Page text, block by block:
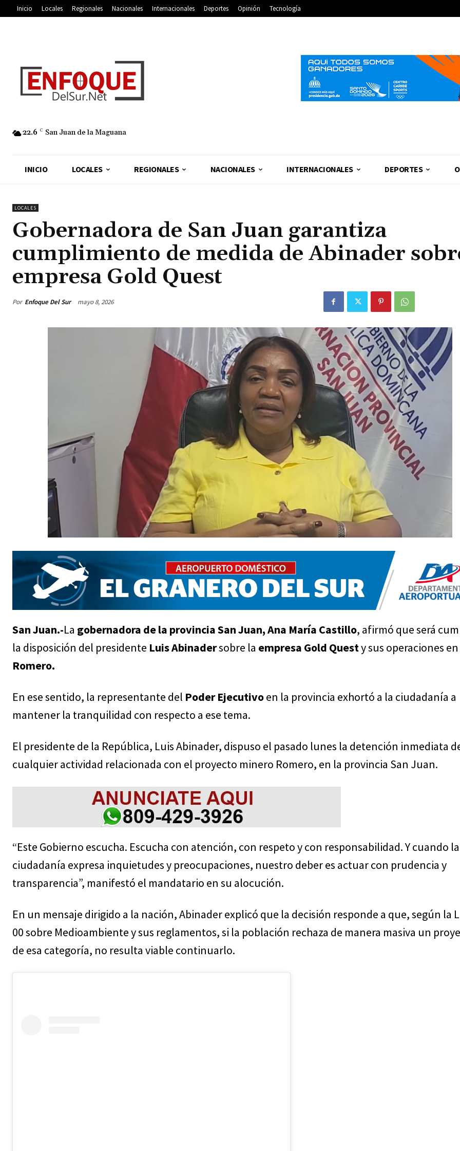
Inicio Locales Regionales Nacionales Internacionales Deportes Opinión Tecnología
22.6 C San Juan de la Maguana
INICIO LOCALES REGIONALES NACIONALES INTERNACIONALES DEPORTES
LOCALES
Gobernadora de San Juan garantiza
cumplimiento de medida de Abinader
empresa Gold Quest
Por Enfoque Del Sur mayo 8, 2026
San Juan.-La gobernadora de la provincia San Juan, Ana María Castillo, afirmó que será
la disposición del presidente Luis Abinadersobre la empresa Gold Questy sus operaciones en
Romero.
En ese sentido, la representante del Poder Ejecutivoen la provincia exhortó a la ciudadanía a
mantener la tranquilidad con respecto a ese tema.
El presidente de la República, Luis Abinader, dispuso el pasado lunes la detención inmediata
cualquier actividad relacionada con el proyecto minero Romero, en la provincia San Juan.
“Este Gobierno escucha. Escucha con atención, con respeto y con responsabilidad. Y cuando la
ciudadanía expresa inquietudes y preocupaciones, nuestro deber es actuar con prudencia y
transparencia”, manifestó el mandatario en su alocución.
En un mensaje dirigido a la nación, Abinader explicó que la decisión responde a que, según la
00 sobre Medioambiente y sus reglamentos, si la población rechaza de manera masiva un
de esa categoría, no resulta viable continuarlo.